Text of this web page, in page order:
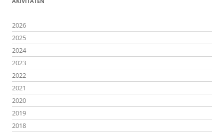
2026
2025
2024
2023
2022
2021
2020
2019
2018